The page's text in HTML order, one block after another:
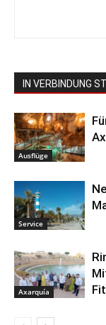
IN VERBINDUNG
Ausflüge
Service
Axarquía